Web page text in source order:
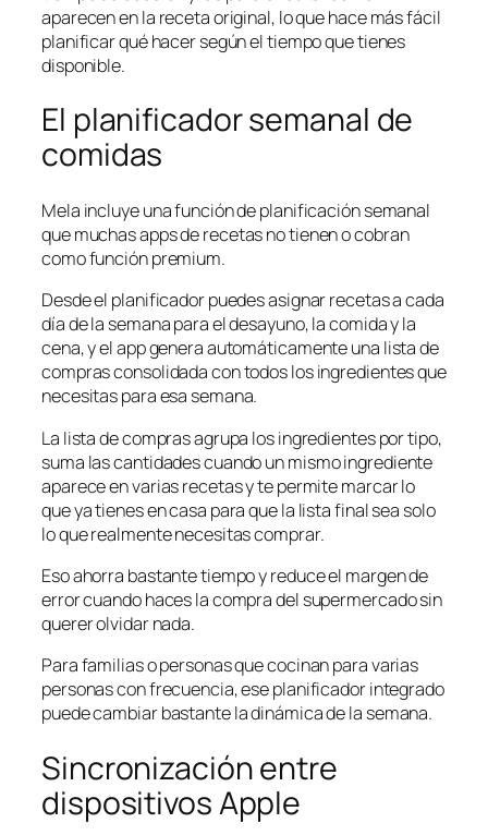
aparecen en la receta original, lo que hace más fácil
planificar qué hacer según el tiempo que tienes
disponible.
El planificador semanal de
comidas
Mela incluye una función de planificación semanal
que muchas apps de recetas no tienen o cobran
como función premium.
Desde el planificador puedes asignar recetas a cada
día de la semana para el desayuno, la comida y la
cena, y el app genera automáticamente una lista de
compras consolidada con todos los ingredientes que
necesitas para esa semana.
La lista de compras agrupa los ingredientes por tipo,
suma las cantidades cuando un mismo ingrediente
aparece en varias recetas y te permite marcar lo
que ya tienes en casa para que la lista final sea solo
lo que realmente necesitas comprar.
Eso ahorra bastante tiempo y reduce el margen de
error cuando haces la compra del supermercado sin
querer olvidar nada.
Para familias o personas que cocinan para varias
personas con frecuencia, ese planificador integrado
puede cambiar bastante la dinámica de la semana.
Sincronización entre
dispositivos Apple